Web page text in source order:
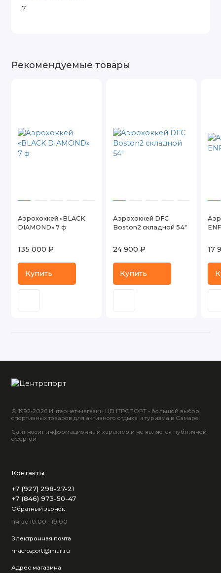
7
Рекомендуемые товары
Аэрохоккей «BLACK
DIAMOND» 7 ф
135 000 ₽
Купить
Аэрохоккей DFC
Boston2 складной 54"
24 900 ₽
Купить
17
© 1992-2026 Интернет-магазин ЦЕНТРСПОРТ - большой выбор
спортивных товаров для активного отдыха и туризма в Самаре.
Сайт носит информационный характер и не является публичной
офертой
Контакты
+7 (927) 298-27-21
+7 (846) 973-50-47
Обратный звонок
пн-вс 10:00 - 19:00
Электронная почта
macrosport@mail.ru
Адрес магазина